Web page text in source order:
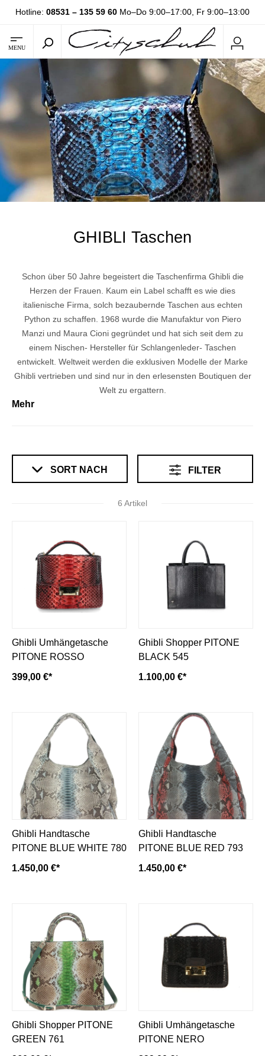
Hotline: 08531 – 135 59 60 Mo–Do 9:00–17:00, Fr 9:00–13:00
MENU
GHIBLI Taschen
Schon über 50 Jahre begeistert die Taschenfirma Ghibli die
Herzen der Frauen. Kaum ein Label schafft es wie dies
italienische Firma, solch bezaubernde Taschen aus echten
Python zu schaffen. 1968 wurde die Manufaktur von Piero
Manzi und Maura Cioni gegründet und hat sich seit dem zu
einem Nischen- Hersteller für Schlangenleder- Taschen
entwickelt. Weltweit werden die exklusiven Modelle der Marke
Ghibli vertrieben und sind nur in den erlesensten Boutiquen der
Welt zu ergattern.
Mehr
SORT NACH FILTER
6 Artikel
Ghibli Umhängetasche
PITONE ROSSO
399,00 €*
Ghibli Shopper PITONE
BLACK 545
1.100,00 €*
Ghibli Handtasche
PITONE BLUE WHITE 780
1.450,00 €*
Ghibli Handtasche
PITONE BLUE RED 793
1.450,00 €*
Ghibli Shopper PITONE
GREEN 761
Ghibli Umhängetasche
PITONE NERO